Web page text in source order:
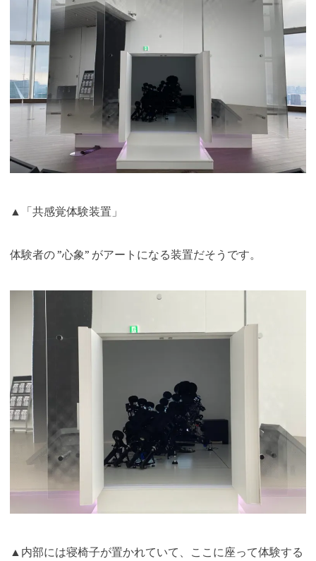
▲「共感覚体験装置」
体験者の ”心象” がアートになる装置だそうです。
▲内部には寝椅子が置かれていて、ここに座って体験する